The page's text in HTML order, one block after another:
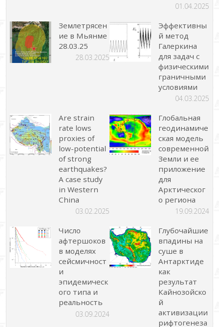
01.04.2025
Землетрясен
ие в Мьянме
28.03.25
28.03.2025
Эффективны
й метод
Галеркина
для задач с
физическими
граничными
условиями
04.03.2025
Are strain
rate lows
proxies of
low-potential
of strong
earthquakes?
A case study
in Western
China
03.02.2025
Глобальная
геодинамиче
ская модель
современной
Земли и ее
приложение
для
Арктическог
о региона
19.09.2024
Число
афтершоков
в моделях
сейсмичност
и
эпидемическ
ого типа и
реальность
03.09.2024
Глубочайшие
впадины на
суше в
Антарктиде
как
результат
Кайнозойско
й
активизации
рифтогенеза